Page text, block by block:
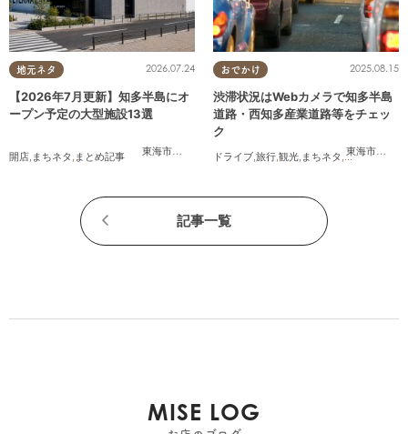
地元ネタ
東海市
,大府市 知多市 ,美浜町,南知多町
2026.07.24
【2026年7月更新】知多半島にオ
ープン予定の大型施設13選
開店, まちネタ , まとめ記事
おでかけ
東海市
,大府
2025.08.15
渋滞状況はWebカメラで知多半島
道路・西知多産業道路等をチェッ
ク
ドライブ,旅行,観光, まちネタ ,渋滞
記事一覧
MISE LOG